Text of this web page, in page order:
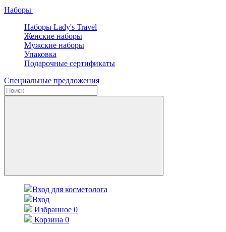
Наборы
Наборы Lady's Travel
Женские наборы
Мужские наборы
Упаковка
Подарочные сертификаты
Специальные предложения
Вход для косметолога
Вход
Избранное 0
Корзина 0